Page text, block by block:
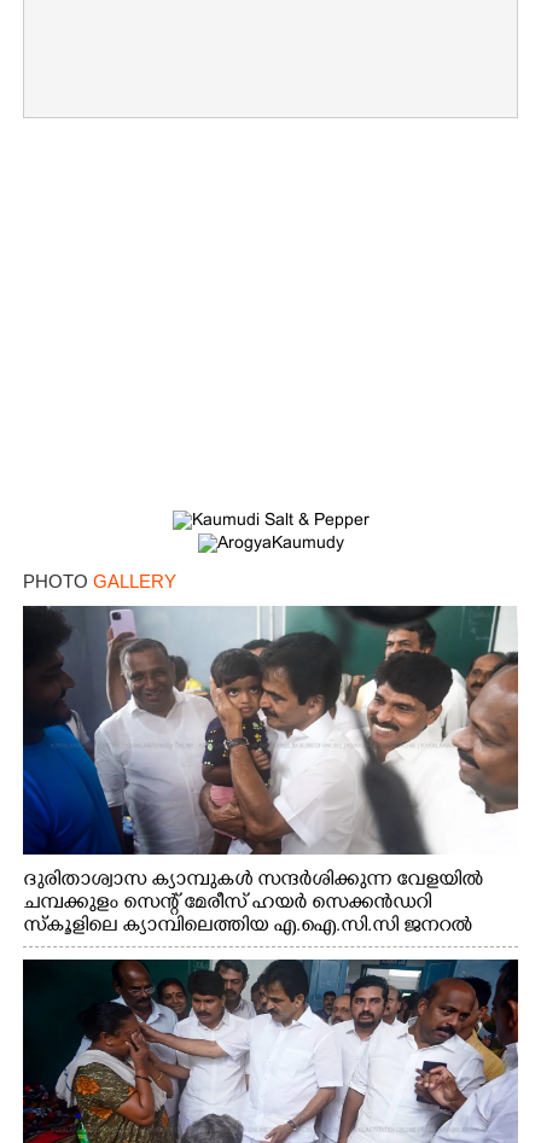
PHOTO GALLERY
ദുരിതാശ്വാസ ക്യാമ്പുകൾ സന്ദർശിക്കുന്ന വേളയിൽ
ചമ്പക്കുളം സെന്റ് മേരീസ് ഹയർ സെക്കൻഡറി
സ്കൂളിലെ ക്യാമ്പിലെത്തിയ എ.ഐ.സി.സി ജനറൽ
സെക്രട്ടറി കെ.സി വേണുഗോപാൽ എം.പി കുരുന്നിനെ
എടുത്ത് ലാളിച്ചപ്പോൾ. സഹകരണ-എക്സൈസ്
വകുപ്പ് മന്ത്രി എം. ലിജു, കൃഷിവകുപ്പ് മന്ത്രി ടി. സിദ്ദിഖ്,
റെജി ചെറിയാൻ എം. എൽ. എ എന്നിവർ സമീപം